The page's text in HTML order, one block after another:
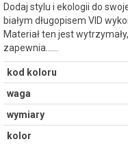
Dodaj stylu i ekologii do
białym długopisem VID
Materiał ten jest
zapewnia...…
kod koloru
waga
wymiary
kolor